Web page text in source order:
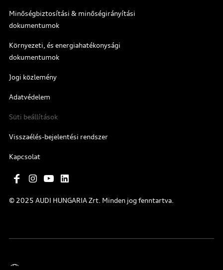
Minőségbiztosítási & minőségirányítási
dokumentumok
Környezeti, és energiahatékonysági
dokumentumok
Jogi közlemény
Adatvédelem
Süti beállítások
Visszaélés-bejelentési rendszer
Kapcsolat
© 2025 AUDI HUNGARIA Zrt. Minden jog fenntartva.